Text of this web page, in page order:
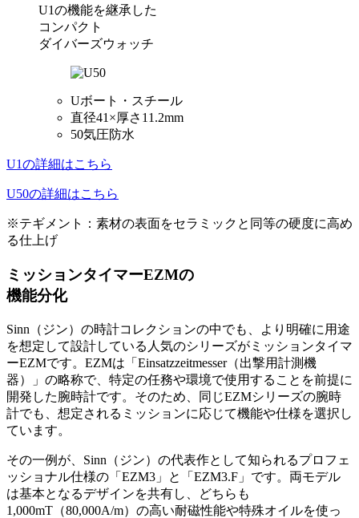
U1の機能を継承した
コンパクト
ダイバーズウォッチ
Uボート・スチール
直径41×厚さ11.2mm
50気圧防水
U1の詳細はこちら
U50の詳細はこちら
※テギメント：素材の表面をセラミックと同等の硬度に高め
る仕上げ
ミッションタイマーEZMの
機能分化
Sinn（ジン）の時計コレクションの中でも、より明確に用途
を想定して設計している人気のシリーズがミッションタイマ
ーEZMです。EZMは「Einsatzzeitmesser（出撃用計測機
器）」の略称で、特定の任務や環境で使用することを前提に
開発した腕時計です。そのため、同じEZMシリーズの腕時
計でも、想定されるミッションに応じて機能や仕様を選択し
ています。
その一例が、Sinn（ジン）の代表作として知られるプロフェ
ッショナル仕様の「EZM3」と「EZM3.F」です。両モデル
は基本となるデザインを共有し、どちらも
1,000mT（80,000A/m）の高い耐磁性能や特殊オイルを使っ